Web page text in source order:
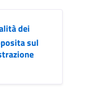
dei
sul